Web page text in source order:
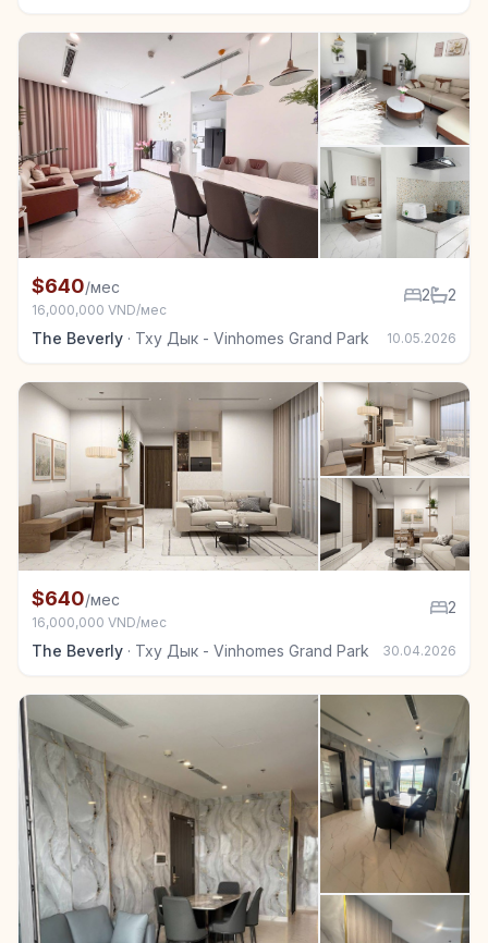
Квартира в аренду в Тху Дык - Vinhomes Grand
$640/мес
16,000,000 VND/мес
2 2
The Beverly · Тху Дык - Vinhomes Grand Park 10.05.2026
Квартира в аренду в Тху Дык - Vinhomes Grand
$640/мес
16,000,000 VND/мес
2
The Beverly · Тху Дык - Vinhomes Grand Park 30.04.2026